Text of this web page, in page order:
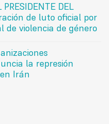
DEL
de luto oficial por
violencia de género
la represión
Irán